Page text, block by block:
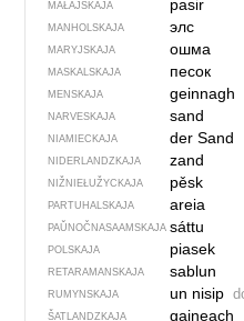
MAŁAJSKAJA pasir
MANHOLSKAJA элс
MARYJSKAJA ошма
MASKALSKAJA песок
MENSKAJA geinnagh
NARVESKAJA sand
NIAMIECKAJA der Sand
NIDERLANDZKAJA zand
NIŽNIEŁUŽYCKAJA pěsk
PARTUHALSKAJA areia
PAŬNOČ­NA­SA­AM­SKAJAsáttu
POLSKAJA piasek
RETARAMANSKAJA sablun
RUMYNSKAJA un nisip
ŠATLANDZKAJA gaineach